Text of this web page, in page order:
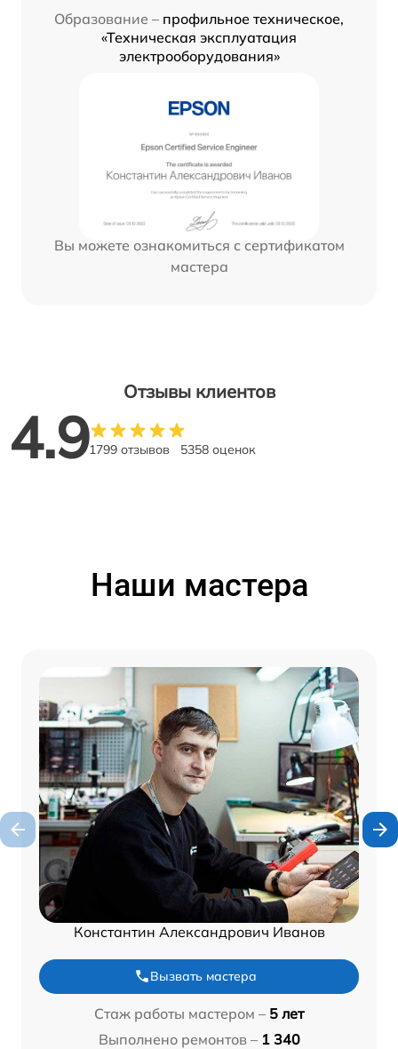
Образование – профильное техническое,
«Техническая эксплуатация
электрооборудования»
Вы можете ознакомиться с сертификатом
мастера
Отзывы клиентов
4.91799 отзывов 5358 оценок
Наши мастера
Константин Александрович Иванов
Вызвать мастера
Стаж работы мастером – 5 лет
Выполнено ремонтов – 1 340